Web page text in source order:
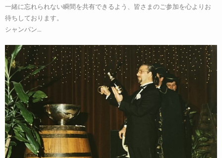
一緒に忘れられない瞬間を共有できるよう、皆さまのご参加を心よりお
待ちしております。
シャンパン…